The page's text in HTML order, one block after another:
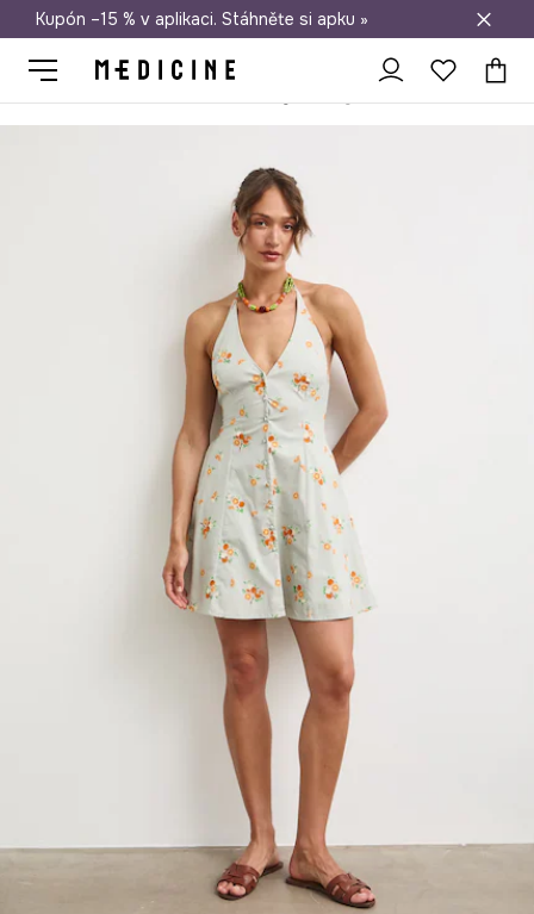
Doprava zdarma při nákupu nad 1 200 Kč
Kupón –15 % v aplikaci. Stáhněte si apku »